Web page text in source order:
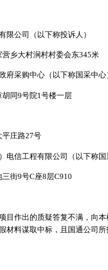
限公司（以下称投诉人）
乡大村涧村村委会东345米
府采购中心（以下称国采中心
同9号院1号楼一层
庄路27号
电信工程有限公司（以下称国
街9号C座8层C910
目作出的质疑答复不满，向
材料谋取中标，且国通公司